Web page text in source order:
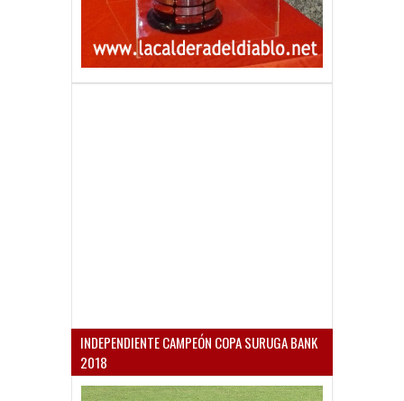
INDEPENDIENTE CAMPEÓN COPA SURUGA BANK
2018